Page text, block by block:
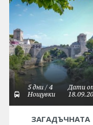
5 дни / 4
Нощувки
Дати
ЗАГАДЪЧНАТА